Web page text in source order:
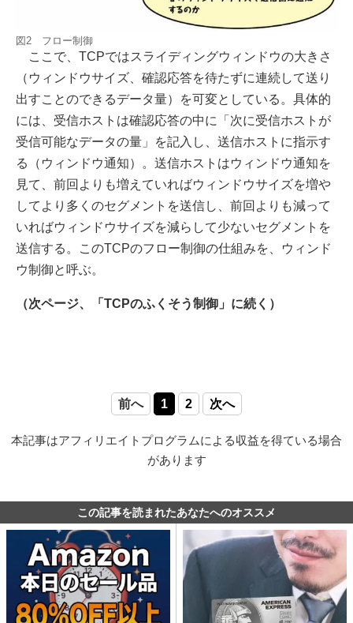
図2 フロー制御
ここで、TCPではスライディングウィンドウの大きさ
（ウィンドウサイズ、確認応答を待たずに連続して送り
出すことのできるデータ量）を可変としている。具体的
には、受信ホストは確認応答の中に「次に受信ホストが
受信可能なデータの量」を記入し、送信ホストに指示す
る（ウィンドウ通知）。送信ホストはウィンドウ通知を
見て、前回よりも増えていればウィンドウサイズを増や
してより多くのセグメントを送信し、前回よりも減って
いればウィンドウサイズを減らして少ないセグメントを
送信する。このTCPのフロー制御の仕組みを、ウィンド
ウ制御と呼ぶ。
（次ページ、「TCPのふくそう制御」に続く）
前へ 1 2 次へ
本記事はアフィリエイトプログラムによる収益を得ている場合
があります
この記事を読まれたあなたへのオススメ